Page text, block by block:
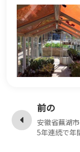
前の
安徽省蕪湖
5年連続で年